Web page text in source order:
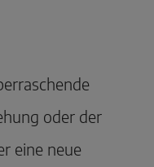
oder der
eine neue